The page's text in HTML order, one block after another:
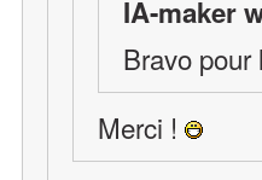
IA-maker
Bravo pour
Merci !